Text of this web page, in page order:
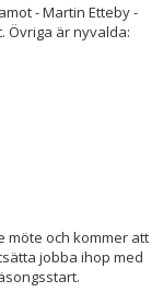
- Martin Etteby -
Övriga är nyvalda:
möte och kommer att
jobba ihop med